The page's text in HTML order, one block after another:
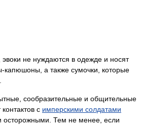
не нуждаются в одежде и носят
капюшоны, а также сумочки, которые
сообразительные и общительные
с имперскими солдатами
осторожными. Тем не менее, если